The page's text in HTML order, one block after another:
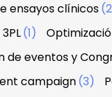
ensayos clínicos
(1)
de eventos y
campaign(3)